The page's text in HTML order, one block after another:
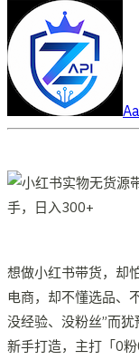
A
想做小红书带货，却
电商，却不懂选品、
没经验、没粉丝”而
新手打造，主打「0